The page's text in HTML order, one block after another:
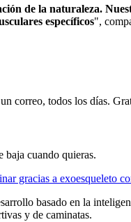
de la naturaleza.
específicos",
correo, todos los días.
baja cuando quieras.
gracias a exoesqueleto
basado en la
y de caminatas.